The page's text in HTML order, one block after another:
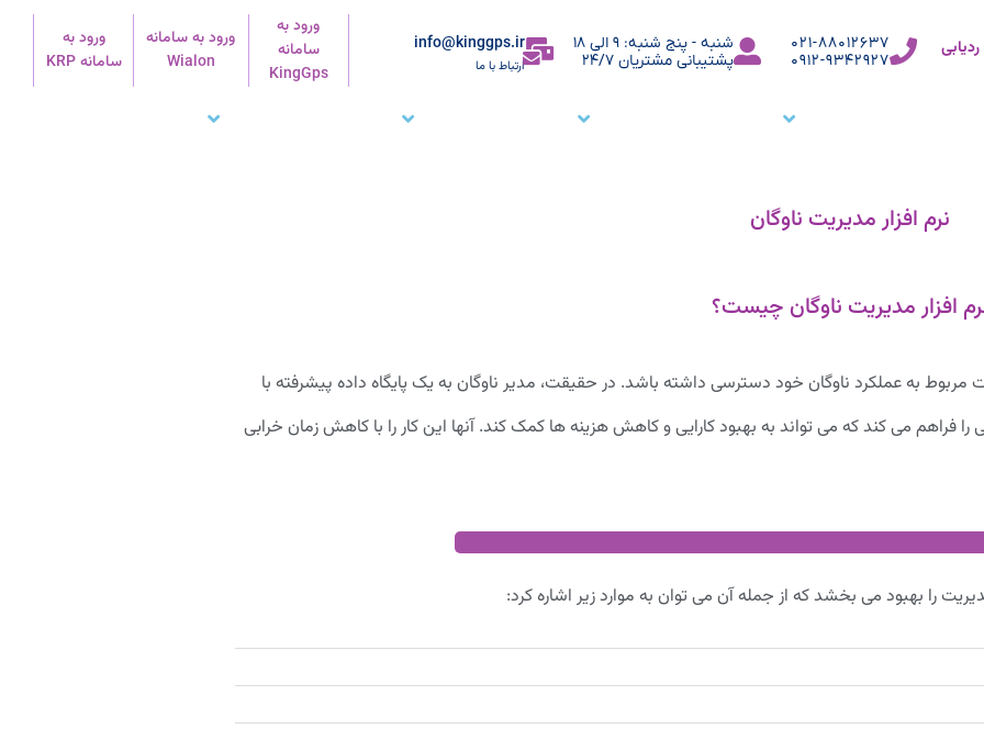
021-88012637
0912-9342927
شنبه - پنج شنبه: 9 الی 18
پشتیبانی مشتریان 24/7
info@kinggps.ir
ارتباط با ما
ورود به
سامانه
KingGps
ورود به سامانه
Wialon
ورود به
سامانه KRP
نرم افزار مدیریت ناوگان
افزار مدیریت ناوگان چیست؟
مربوط به عملکرد ناوگان خود دسترسی داشته باشد. در حقیقت، مدیر ناوگان به یک پایگاه داده پیشرفته با
فراهم می کند که می تواند به بهبود کارایی و کاهش هزینه ها کمک کند. آنها این کار را با کاهش زمان خرابی
را بهبود می بخشد که از جمله آن می توان به موارد زیر اشاره کرد: